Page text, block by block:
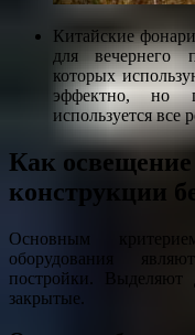
Китайские
для вечернего
которых
эффектно, но
используется все
Как освещение
конструкции
Основным
оборудования
постройки. Выделяют
закрытые.